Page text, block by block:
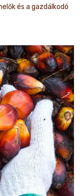
és a gazdálkodó